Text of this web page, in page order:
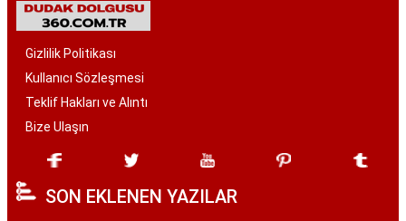
Gizlilik Politikası
Kullanıcı Sözleşmesi
Teklif Hakları ve Alıntı
Bize Ulaşın
SON EKLENEN YAZILAR